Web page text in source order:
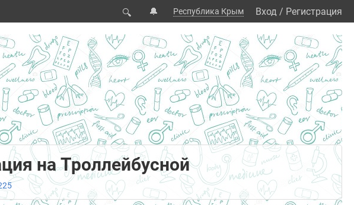
🔍 🔔 Республика Крым Вход / Регистрация
на Троллейбусной